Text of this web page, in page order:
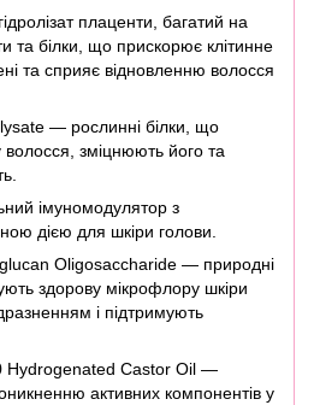
плаценти, багатий на
та білки, що прискорює клітинне
та сприяє відновленню волосся
— рослинні білки, що
волосся, зміцнюють його та
імуномодулятор з
дією для шкіри голови.
Oligosaccharide — природні
здорову мікрофлору шкіри
і підтримують
Hydrogenated Castor Oil —
активних компонентів у